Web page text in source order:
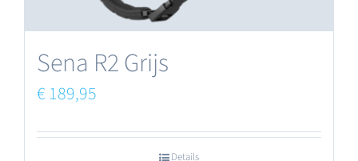
de
productpagina
Sena R2 Grijs
€189,95
Details